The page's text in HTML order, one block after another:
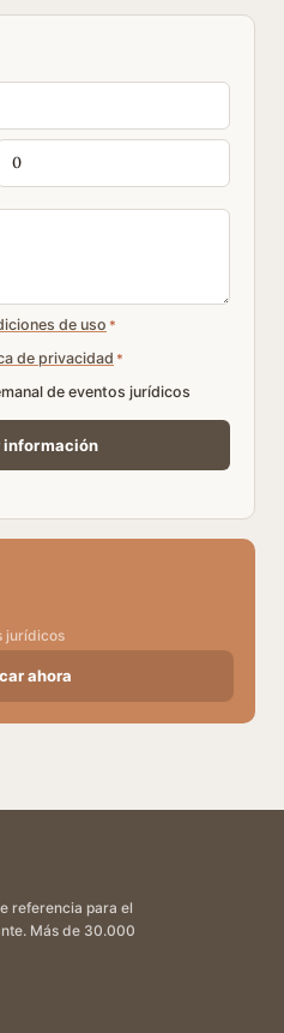
de uso *
de privacidad *
de eventos jurídicos
jurídicos
ahora
referencia para el
Más de 30.000